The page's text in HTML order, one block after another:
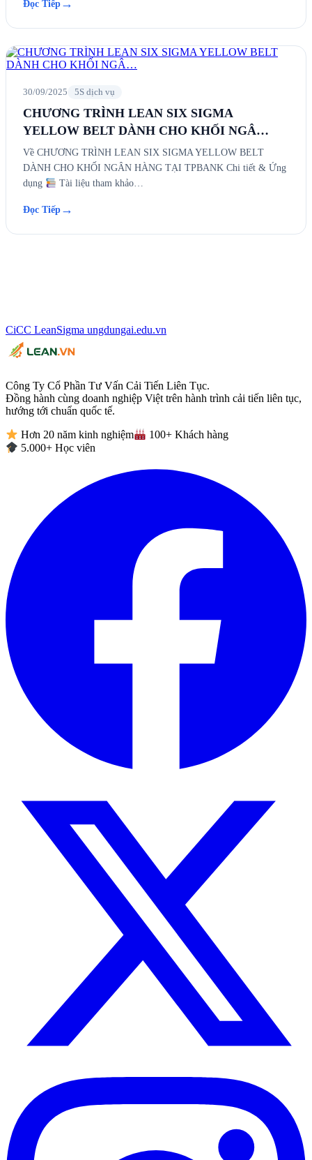
Đọc Tiếp →
30/09/2025 5S dịch vụ
CHƯƠNG TRÌNH LEAN SIX SIGMA
YELLOW BELT DÀNH CHO KHỐI NGÂ…
Về CHƯƠNG TRÌNH LEAN SIX SIGMA YELLOW BELT
DÀNH CHO KHỐI NGÂN HÀNG TẠI TPBANK Chi tiết & Ứng
dụng
Tài liệu tham khảo…
Đọc Tiếp →
CiCC LeanSigma ungdungai.edu.vn
Công Ty Cổ Phần Tư Vấn Cải Tiến Liên Tục.
Đồng hành cùng doanh nghiệp Việt trên hành trình cải tiến liên tục,
hướng tới chuẩn quốc tế.
Hơn 20 năm kinh nghiệm
100+ Khách hàng
5.000+ Học viên